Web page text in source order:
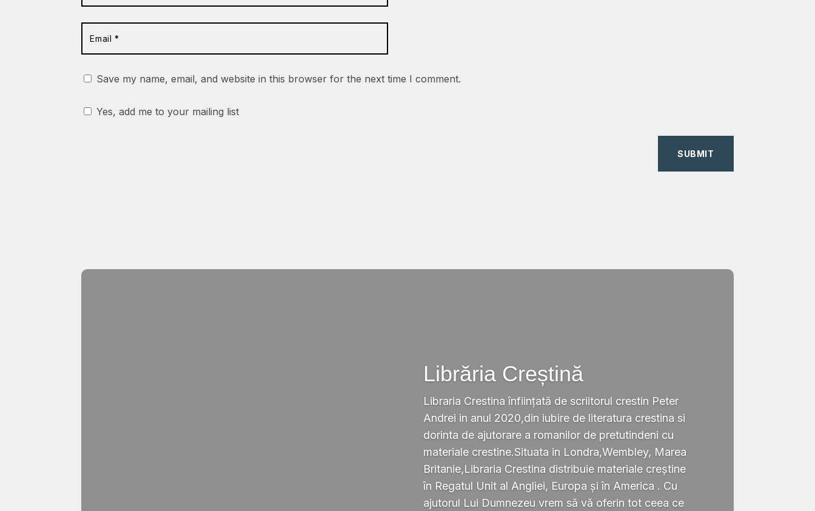
Save my name, email, and website in this browser for the next time I comment.
Yes, add me to your mailing list
SUBMIT
Librăria Creștină
Libraria Crestina înființată de scriitorul crestin Peter
Andrei in anul 2020,din iubire de literatura crestina si
dorinta de ajutorare a romanilor de pretutindeni cu
materiale crestine.Situata in Londra,Wembley, Marea
Britanie,Libraria Crestina distribuie materiale creștine
în Regatul Unit al Angliei, Europa și în America . Cu
ajutorul Lui Dumnezeu vrem să vă oferin tot ceea ce